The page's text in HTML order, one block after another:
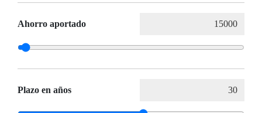
Ahorro aportado
Plazo en años